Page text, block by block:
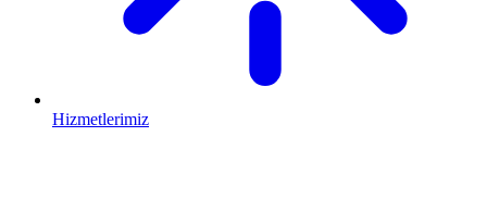
Hizmetlerimiz